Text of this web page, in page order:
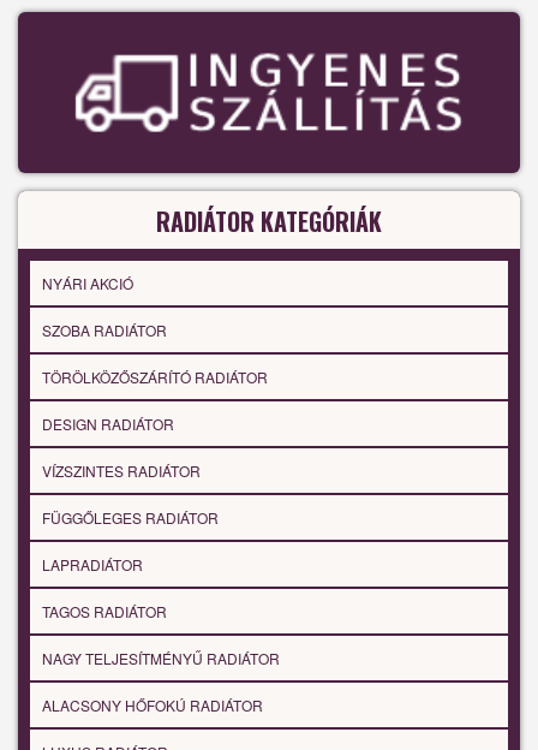
RADIÁTOR KATEGÓRIÁK
NYÁRI AKCIÓ
SZOBA RADIÁTOR
TÖRÖLKÖZŐSZÁRÍTÓ RADIÁTOR
DESIGN RADIÁTOR
VÍZSZINTES RADIÁTOR
FÜGGŐLEGES RADIÁTOR
LAPRADIÁTOR
TAGOS RADIÁTOR
NAGY TELJESÍTMÉNYŰ RADIÁTOR
ALACSONY HŐFOKÚ RADIÁTOR